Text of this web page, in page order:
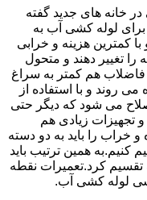
خانه های جدید گفته
لوله کشی آب به
کمترین هزینه و خرابی
را تغییر دهند و متحول
هم کمتر به سراغ
روند و با استفاده از
می شود که دیگر حتی
و تجهیزات زیادی هم
خراب را باید به دو دسته
کنیم.به همین ترتیب باید
کرد.تعمیرات نقطه
لوله کشی آب.